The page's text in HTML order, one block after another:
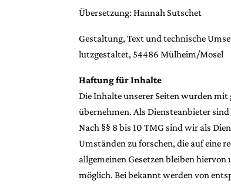
Übersetzung: Hannah Sutschet
Gestaltung, Text und technische
lutzgestaltet, 54486 Mülheim/Mosel
Haftung für Inhalte
Die Inhalte unserer Seiten wurden
übernehmen. Als Diensteanbieter
Nach §§ 8 bis 10 TMG sind wir als
Umständen zu forschen, die auf eine
allgemeinen Gesetzen bleiben
möglich. Bei bekannt werden von